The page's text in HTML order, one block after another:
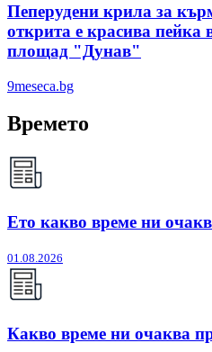
Пеперудени крила за
открита е красива пейка
площад "Дунав"
9meseca.bg
Времето
Ето какво време ни
01.08.2026
Какво време ни очаква